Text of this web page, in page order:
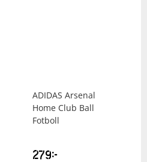
ADIDAS Arsenal
Home Club Ball
Fotboll
279kr